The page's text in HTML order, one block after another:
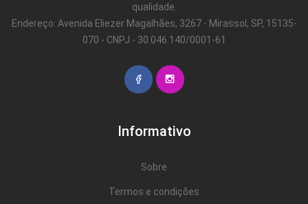
qualidade.
Endereço: Avenida Eliezer Magalhães, 3267 - Mirassol, SP, 15135-
070 - CNPJ - 30.046.140/0001-61
Informativo
Sobre
Termos e condições